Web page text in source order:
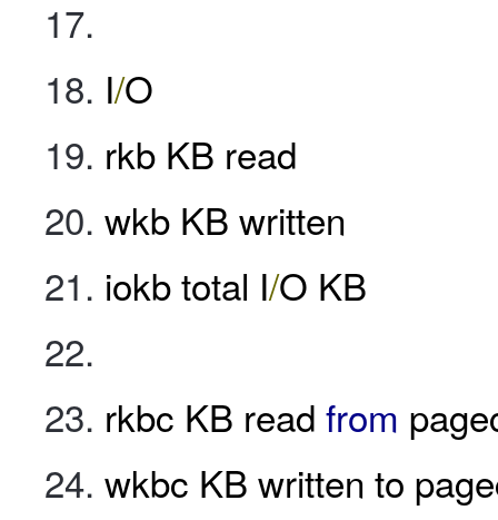
I/O
rkb KB read
wkb KB written
iokb total I/O KB
rkbc KB read from
wkbc KB written to